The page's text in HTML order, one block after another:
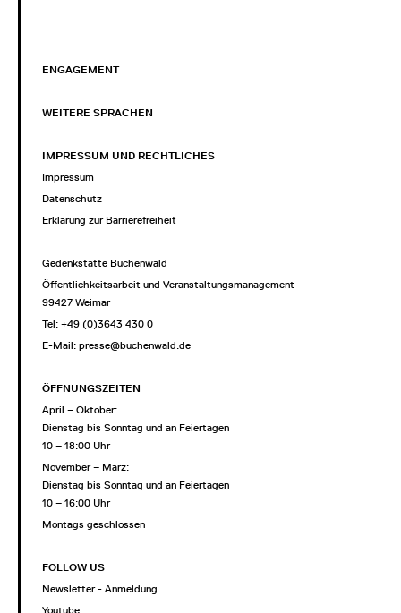
ENGAGEMENT
WEITERE SPRACHEN
IMPRESSUM UND RECHTLICHES
Impressum
Datenschutz
Erklärung zur Barrierefreiheit
Gedenkstätte Buchenwald
Öffentlichkeitsarbeit und Veranstaltungsmanagement
99427 Weimar
Tel: +49 (0)3643 430 0
E-Mail: presse@buchenwald.de
ÖFFNUNGSZEITEN
April – Oktober:
Dienstag bis Sonntag und an Feiertagen
10 – 18:00 Uhr
November – März:
Dienstag bis Sonntag und an Feiertagen
10 – 16:00 Uhr
Montags geschlossen
FOLLOW US
Newsletter - Anmeldung